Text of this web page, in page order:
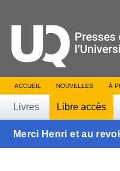
ACCUEIL NOUVELLES À
Livres Libre accès
Merci Henri et au